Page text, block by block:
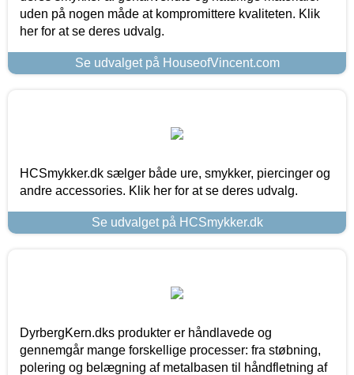
uden på nogen måde at kompromittere kvaliteten. Klik
her for at se deres udvalg.
Se udvalget på HouseofVincent.com
HCSmykker.dk sælger både ure, smykker, piercinger og
andre accessories. Klik her for at se deres udvalg.
Se udvalget på HCSmykker.dk
DyrbergKern.dks produkter er håndlavede og
gennemgår mange forskellige processer: fra støbning,
polering og belægning af metalbasen til håndfletning af